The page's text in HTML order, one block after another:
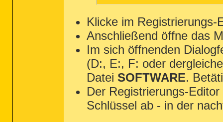
Klicke im
Anschließend öffne das
Im sich öffnenden
(D:, E:, F: oder
Datei SOFTWARE.
Der Registrierungs-
Schlüssel ab - in der